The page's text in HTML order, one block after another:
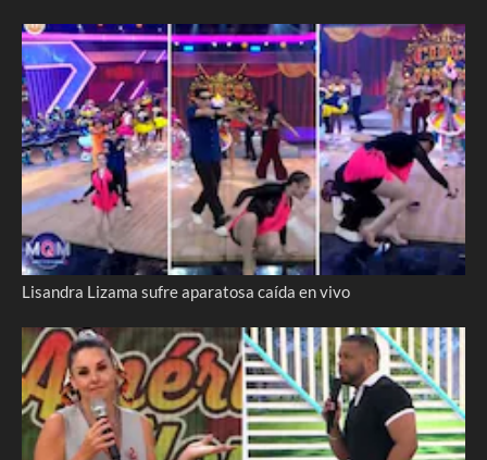
Lisandra Lizama sufre aparatosa caída en vivo